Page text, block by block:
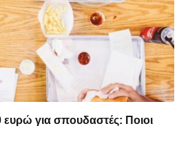
ευρώ για σπουδαστές: Ποιοι